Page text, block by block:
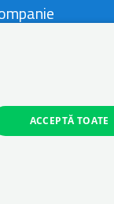
ACCEPTĂ TOATE